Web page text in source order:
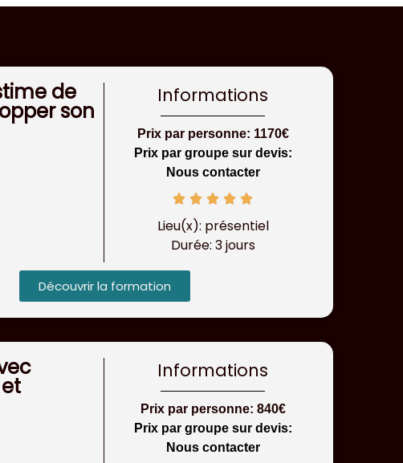
de
son
Informations
Prix par personne: 1170€
Prix par groupe sur devis:
Nous contacter
Lieu(x): présentiel
Durée: 3 jours
Découvrir la formation
Informations
Prix par personne: 840€
Prix par groupe sur devis:
Nous contacter